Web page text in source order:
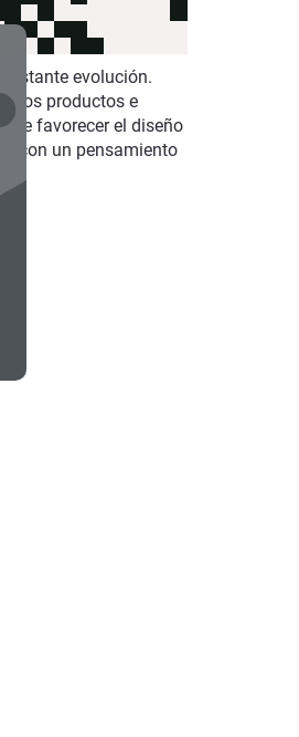
evolución.
los productos e
de favorecer el diseño
y con un pensamiento